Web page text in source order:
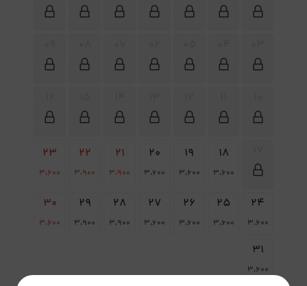
18
3،600
19
3،600
20
3،600
21
3،900
22
3،900
23
3،600
24
3،600
25
3،600
26
3،600
27
3،600
28
3،900
29
3،900
30
3،600
31
3،600